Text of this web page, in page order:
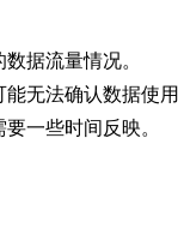
据流量情况。
无法确认数据使用
一些时间反映。